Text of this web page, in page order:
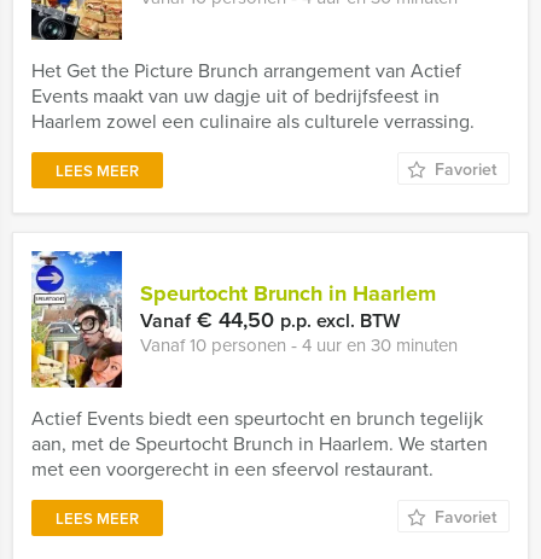
Het Get the Picture Brunch arrangement van Actief
Events maakt van uw dagje uit of bedrijfsfeest in
Haarlem zowel een culinaire als culturele verrassing.
LEES MEER Favoriet
Speurtocht Brunch in Haarlem
Vanaf€ 44,50 p.p. excl. BTW
Vanaf 10 personen ‐ 4 uur en 30 minuten
Actief Events biedt een speurtocht en brunch tegelijk
aan, met de Speurtocht Brunch in Haarlem. We starten
met een voorgerecht in een sfeervol restaurant.
LEES MEER Favoriet